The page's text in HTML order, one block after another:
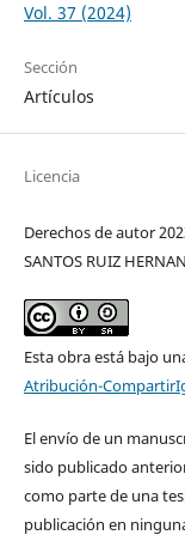
Vol. 37 (2024)
Sección
Artículos
Licencia
Derechos de autor
SANTOS RUIZ
Esta obra está bajo
Atribución-
El envío de un
sido publicado
como parte de una
publicación en